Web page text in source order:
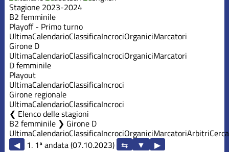
Stagione 2023-2024
B2 femminile
Playoff - Primo turno
UltimaCalendarioClassificaIncrociOrganiciMarcatori
Girone D
UltimaCalendarioClassificaIncrociOrganiciMarcatori
D femminile
Playout
UltimaCalendarioClassificaIncroci
Girone regionale
UltimaCalendarioClassificaIncroci
Elenco delle stagioni
B2 femminile ❯ Girone D
UltimaCalendarioClassificaIncrociOrganiciMarcatoriArbitriCerca
◀
1. 1ª andata (07.10.2023)
▶